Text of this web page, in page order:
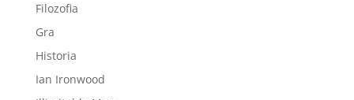
Filozofia
Gra
Historia
Ian Ironwood